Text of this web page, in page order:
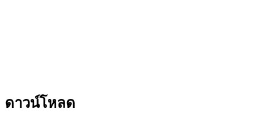
ดาวน์โหลด